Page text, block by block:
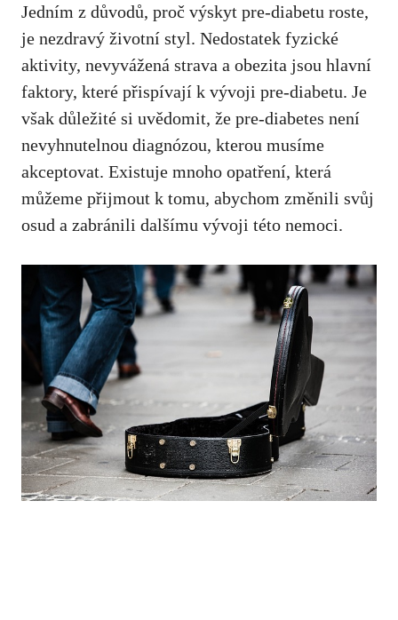
Jedním z důvodů, proč výskyt pre-diabetu roste,
je nezdravý životní ⁢styl. Nedostatek fyzické
aktivity,​ nevyvážená strava a obezita jsou⁢ hlavní
faktory, které přispívají ⁣k⁤ vývoji ⁤pre-diabetu. Je
však důležité ​si uvědomit, že pre-diabetes ‍není
nevyhnutelnou ⁢diagnózou, kterou musíme
akceptovat. Existuje mnoho opatření, která
můžeme⁤ přijmout k tomu, abychom změnili svůj
osud a⁣ zabránili ⁣dalšímu vývoji této‍ nemoci.